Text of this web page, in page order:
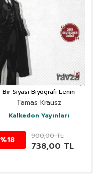
Bir Siyasi Biyografi Lenin
Tamas Krausz
Kalkedon Yayınları
%18 900,00TL
738,00 TL